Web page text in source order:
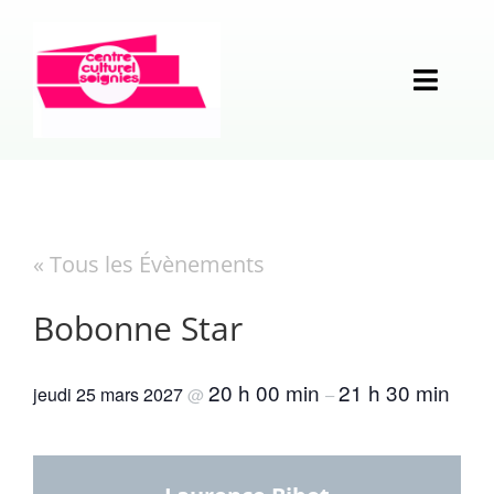
contenu
Toggle
Humour
Rencontres de sculpture
Structure
Analyse partagée
Vie locale
Associations
En pratique
« Tous les Évènements
Bobonne Star
jeudi 25 mars 2027@ 20 h 00 min –21 h 30 min